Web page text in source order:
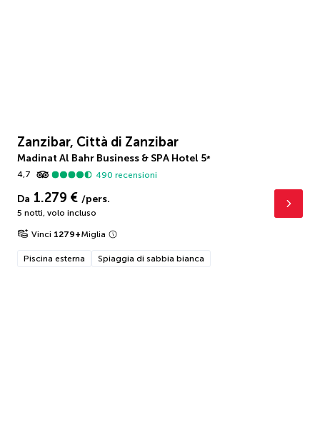
Zanzibar, Città di Zanzibar
Madinat Al Bahr Business & SPA Hotel 5*
4,7
490 recensioni
Da 1.279 € /pers.
5 notti, volo incluso
Vinci 1279+Miglia
Piscina esterna Spiaggia di sabbia bianca